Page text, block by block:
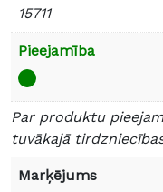
15711
Pieejamība
Par produktu
tuvākajā
Marķējums